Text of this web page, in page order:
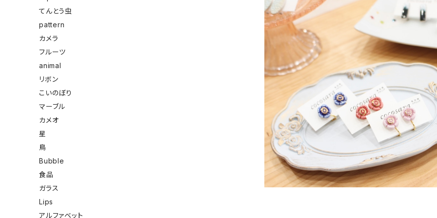
てんとう虫
pattern
カメラ
フルーツ
animal
リボン
こいのぼり
マーブル
カメオ
星
鳥
Bubble
食品
ガラス
Lips
アルファベット